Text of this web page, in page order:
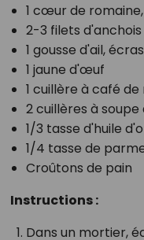
1 cœur de
2-3 filets d'anchois
1 gousse d'ail,
1 jaune d'œuf
1 cuillère à café
2 cuillères à
1/3 tasse d'huile
1/4 tasse de
Croûtons de pain
Instructions :
Dans un mortier,